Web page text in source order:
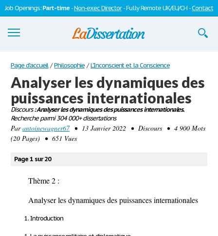
Job Openings:Part-time -Non-exec Director- Fully Remote UK/EU/CH -Contact
Dissertations
S'inscrire
Se connecter
Contactez-nous
Page d'accueil / Philosophie / L'Inconscient et la Conscience
Analyser les dynamiques des
puissances internationales
Discours: Analyser les dynamiques des puissances internationales.
Recherche parmi 304 000+ dissertations
Parantoinewagner67• 13 Janvier 2022 • Discours • 4 900 Mots
(20 Pages) • 651 Vues
Page 1 sur 20
Thème 2 :
Analyser les dynamiques des puissances internationales
Introduction